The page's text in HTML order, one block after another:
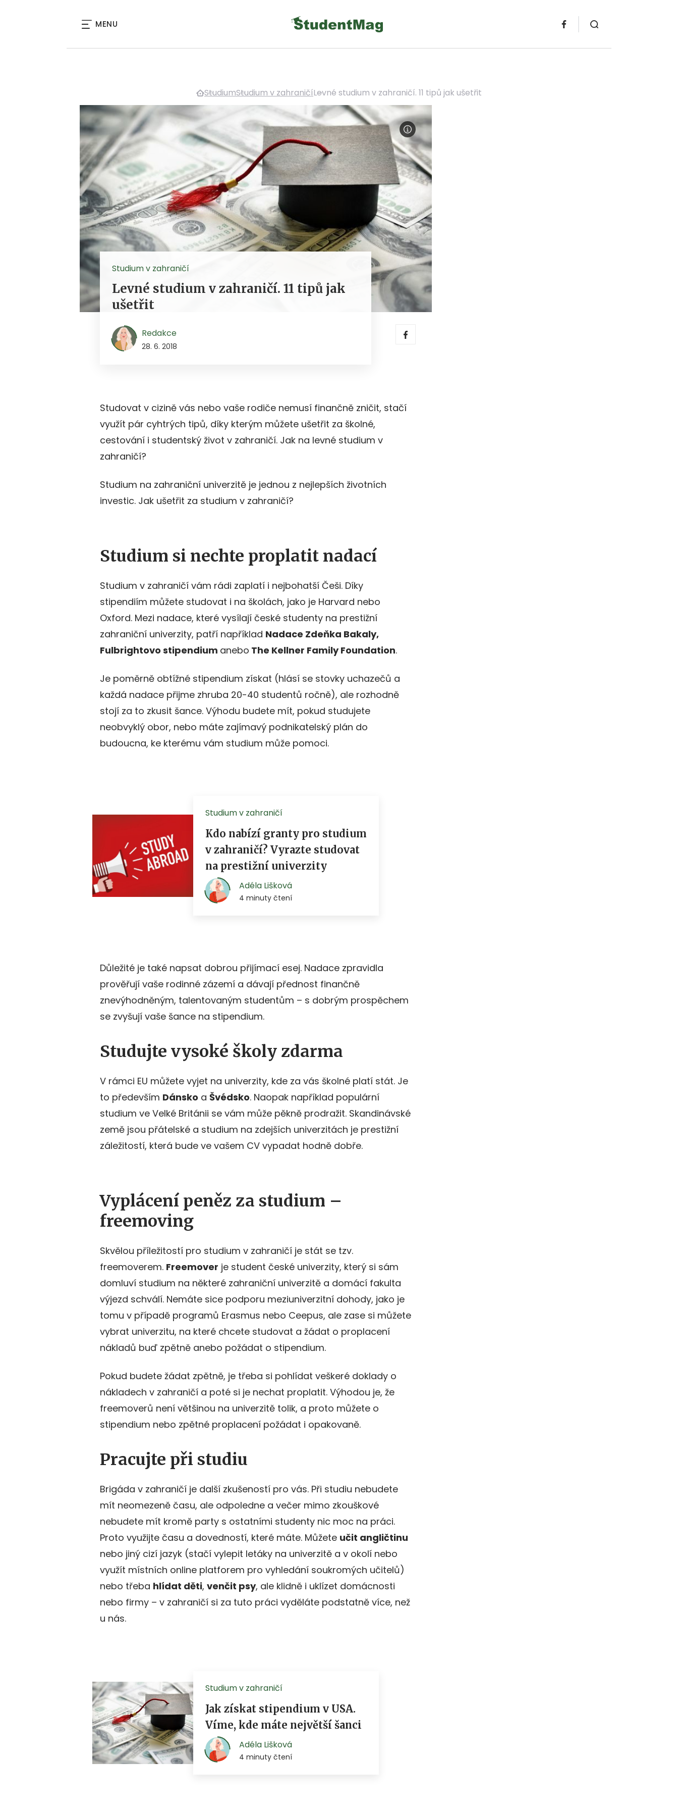
MENU
StudiumStudium v zahraničíLevné studium v zahraničí. 11 tipů jak ušetřit
Studium v zahraničí
Levné studium v zahraničí. 11 tipů jak
ušetřit
Redakce
28. 6. 2018
Studovat v cizině vás nebo vaše rodiče nemusí finančně zničit, stačí
využít pár cyhtrých tipů, díky kterým můžete ušetřit za školné,
cestování i studentský život v zahraničí. Jak na levné studium v
zahraničí?
Studium na zahraniční univerzitě je jednou z nejlepších životních
investic. Jak ušetřit za studium v zahraničí?
Studium si nechte proplatit nadací
Studium v zahraničí vám rádi zaplatí i nejbohatší Češi. Díky
stipendiím můžete studovat i na školách, jako je Harvard nebo
Oxford. Mezi nadace, které vysílají české studenty na prestižní
zahraniční univerzity, patří například Nadace Zdeňka Bakaly,
Fulbrightovo stipendium anebo The Kellner Family Foundation.
Je poměrně obtížné stipendium získat (hlásí se stovky uchazečů a
každá nadace přijme zhruba 20-40 studentů ročně), ale rozhodně
stojí za to zkusit šance. Výhodu budete mít, pokud studujete
neobvyklý obor, nebo máte zajímavý podnikatelský plán do
budoucna, ke kterému vám studium může pomoci.
Důležité je také napsat dobrou přijímací esej. Nadace zpravidla
prověřují vaše rodinné zázemí a dávají přednost finančně
znevýhodněným, talentovaným studentům – s dobrým prospěchem
se zvyšují vaše šance na stipendium.
Studujte vysoké školy zdarma
V rámci EU můžete vyjet na univerzity, kde za vás školné platí stát. Je
to především Dánsko a Švédsko. Naopak například populární
studium ve Velké Británii se vám může pěkně prodražit. Skandinávské
země jsou přátelské a studium na zdejších univerzitách je prestižní
záležitostí, která bude ve vašem CV vypadat hodně dobře.
Vyplácení peněz za studium –
freemoving
Skvělou příležitostí pro studium v zahraničí je stát se tzv.
freemoverem. Freemover je student české univerzity, který si sám
domluví studium na některé zahraniční univerzitě a domácí fakulta
výjezd schválí. Nemáte sice podporu meziuniverzitní dohody, jako je
tomu v případě programů Erasmus nebo Ceepus, ale zase si můžete
vybrat univerzitu, na které chcete studovat a žádat o proplacení
nákladů buď zpětně anebo požádat o stipendium.
Pokud budete žádat zpětně, je třeba si pohlídat veškeré doklady o
nákladech v zahraničí a poté si je nechat proplatit. Výhodou je, že
freemoverů není většinou na univerzitě tolik, a proto můžete o
stipendium nebo zpětné proplacení požádat i opakovaně.
Pracujte při studiu
Brigáda v zahraničí je další zkušeností pro vás. Při studiu nebudete
mít neomezeně času, ale odpoledne a večer mimo zkouškové
nebudete mít kromě party s ostatními studenty nic moc na práci.
Proto využijte času a dovedností, které máte. Můžete učit angličtinu
nebo jiný cizí jazyk (stačí vylepit letáky na univerzitě a v okolí nebo
využít místních online platforem pro vyhledání soukromých učitelů)
nebo třeba hlídat děti, venčit psy, ale klidně i uklízet domácnosti
nebo firmy – v zahraničí si za tuto práci vyděláte podstatně více, než
u nás.